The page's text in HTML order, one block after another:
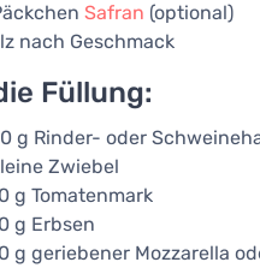
Safran (optional)
nach Geschmack
Füllung:
g Rinder- oder
Zwiebel
g Tomatenmark
g Erbsen
g geriebener Mozzarella